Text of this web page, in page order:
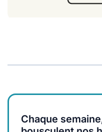
Chaque